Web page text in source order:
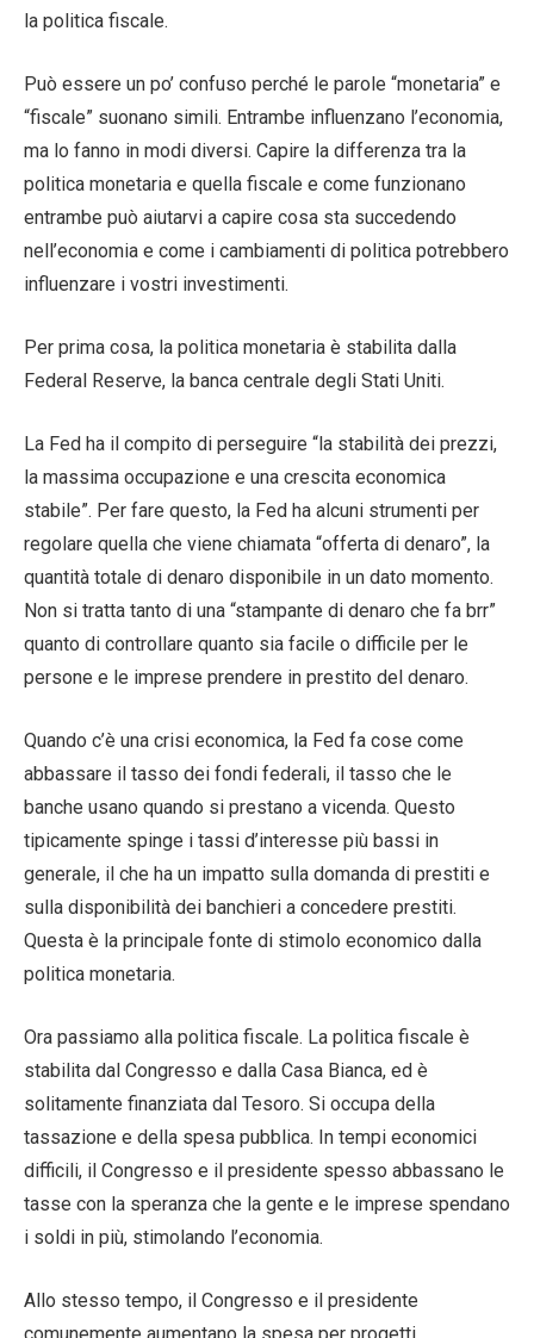
la politica fiscale.
Può essere un po’ confuso perché le parole “monetaria” e
“fiscale” suonano simili. Entrambe influenzano l’economia,
ma lo fanno in modi diversi. Capire la differenza tra la
politica monetaria e quella fiscale e come funzionano
entrambe può aiutarvi a capire cosa sta succedendo
nell’economia e come i cambiamenti di politica potrebbero
influenzare i vostri investimenti.
Per prima cosa, la politica monetaria è stabilita dalla
Federal Reserve, la banca centrale degli Stati Uniti.
La Fed ha il compito di perseguire “la stabilità dei prezzi,
la massima occupazione e una crescita economica
stabile”. Per fare questo, la Fed ha alcuni strumenti per
regolare quella che viene chiamata “offerta di denaro”, la
quantità totale di denaro disponibile in un dato momento.
Non si tratta tanto di una “stampante di denaro che fa brr”
quanto di controllare quanto sia facile o difficile per le
persone e le imprese prendere in prestito del denaro.
Quando c’è una crisi economica, la Fed fa cose come
abbassare il tasso dei fondi federali, il tasso che le
banche usano quando si prestano a vicenda. Questo
tipicamente spinge i tassi d’interesse più bassi in
generale, il che ha un impatto sulla domanda di prestiti e
sulla disponibilità dei banchieri a concedere prestiti.
Questa è la principale fonte di stimolo economico dalla
politica monetaria.
Ora passiamo alla politica fiscale. La politica fiscale è
stabilita dal Congresso e dalla Casa Bianca, ed è
solitamente finanziata dal Tesoro. Si occupa della
tassazione e della spesa pubblica. In tempi economici
difficili, il Congresso e il presidente spesso abbassano le
tasse con la speranza che la gente e le imprese spendano
i soldi in più, stimolando l’economia.
Allo stesso tempo, il Congresso e il presidente